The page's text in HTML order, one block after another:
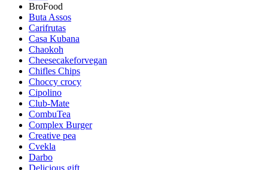
BroFood
Buta Assos
Carifrutas
Casa Kubana
Chaokoh
Cheesecakeforvegan
Chifles Chips
Choccy crocy
Cipolino
Club-Mate
CombuTea
Complex Burger
Creative pea
Cvekla
Darbo